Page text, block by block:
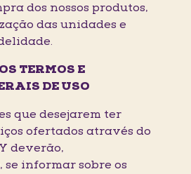
dos nossos produtos,
das unidades e
TERMOS E
DE USO
que desejarem ter
ofertados através do
deverão,
informar sobre os